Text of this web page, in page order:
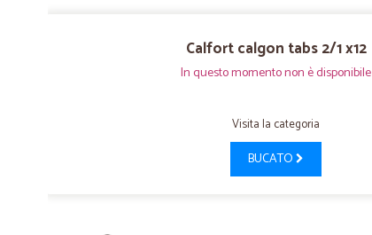
Calfort calgon tabs 2/1 x12
In questo momento non è disponibile
Visita la categoria
BUCATO